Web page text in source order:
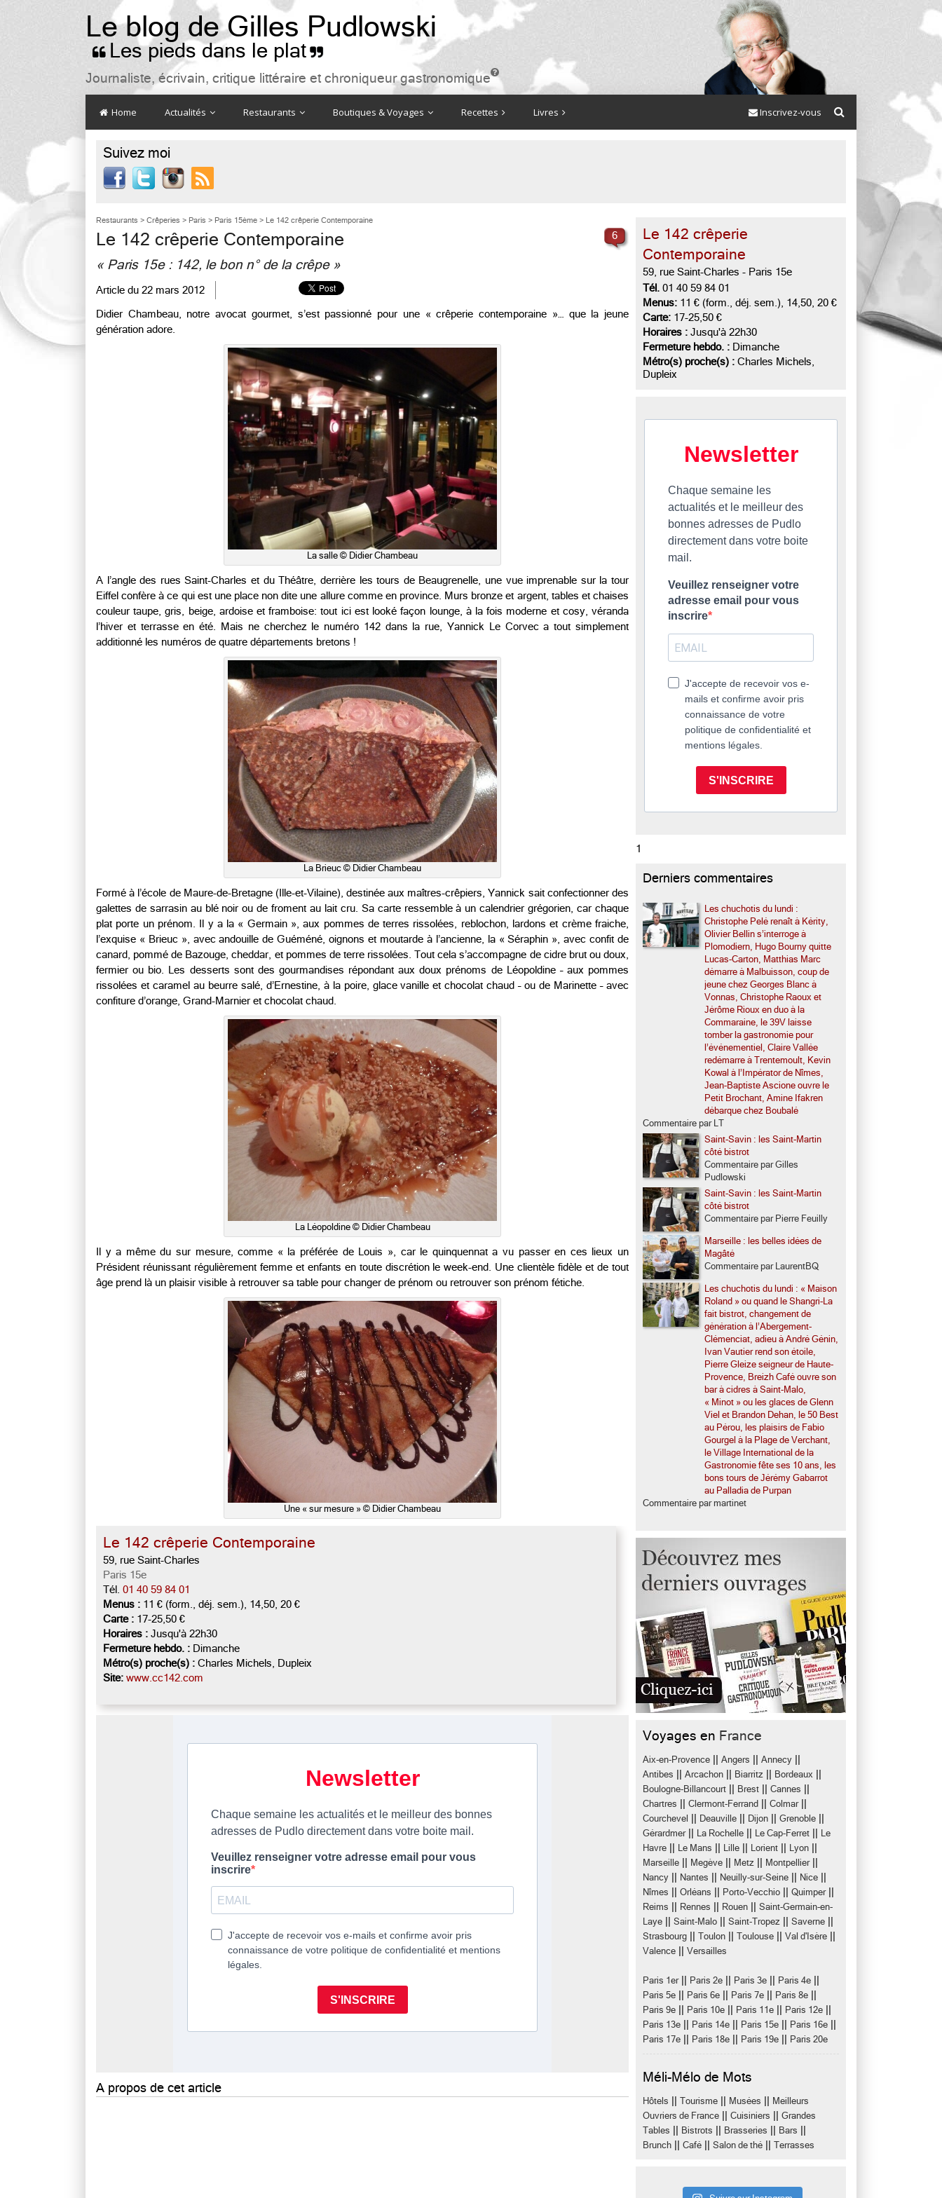
Le blog de Gilles Pudlowski
 Les pieds dans le plat 
Journaliste, écrivain, critique littéraire et chroniqueur gastronomique

Home Actualités Restaurants Boutiques & Voyages Recettes Livres Inscrivez-vous
Suivez moi

Restaurants > Crêperies > Paris > Paris 15ème > Le 142 crêperie Contemporaine
6
Le 142 crêperie Contemporaine
« Paris 15e : 142, le bon n° de la crêpe »
Article du 22 mars 2012
Didier Chambeau, notre avocat gourmet, s’est passionné pour une « crêperie contemporaine »… que la jeune
génération adore.
La salle © Didier Chambeau
A l’angle des rues Saint-Charles et du Théâtre, derrière les tours de Beaugrenelle, une vue imprenable sur la tour
Eiffel confère à ce qui est une place non dite une allure comme en province. Murs bronze et argent, tables et chaises
couleur taupe, gris, beige, ardoise et framboise: tout ici est looké façon lounge, à la fois moderne et cosy, véranda
l’hiver et terrasse en été. Mais ne cherchez le numéro 142 dans la rue, Yannick Le Corvec a tout simplement
additionné les numéros de quatre départements bretons !
La Brieuc © Didier Chambeau
Formé à l’école de Maure-de-Bretagne (Ille-et-Vilaine), destinée aux maîtres-crêpiers, Yannick sait confectionner des
galettes de sarrasin au blé noir ou de froment au lait cru. Sa carte ressemble à un calendrier grégorien, car chaque
plat porte un prénom. Il y a la « Germain », aux pommes de terres rissolées, reblochon, lardons et crème fraiche,
l’exquise « Brieuc », avec andouille de Guéméné, oignons et moutarde à l’ancienne, la « Séraphin », avec confit de
canard, pommé de Bazouge, cheddar, et pommes de terre rissolées. Tout cela s’accompagne de cidre brut ou doux,
fermier ou bio. Les desserts sont des gourmandises répondant aux doux prénoms de Léopoldine – aux pommes
rissolées et caramel au beurre salé, d’Ernestine, à la poire, glace vanille et chocolat chaud – ou de Marinette – avec
confiture d’orange, Grand-Marnier et chocolat chaud.
La Léopoldine © Didier Chambeau
Il y a même du sur mesure, comme « la préférée de Louis », car le quinquennat a vu passer en ces lieux un
Président réunissant régulièrement femme et enfants en toute discrétion le week-end. Une clientèle fidèle et de tout
âge prend là un plaisir visible à retrouver sa table pour changer de prénom ou retrouver son prénom fétiche.
Une « sur mesure » © Didier Chambeau
Le 142 crêperie Contemporaine
59, rue Saint-Charles
Paris 15e
Tél. 01 40 59 84 01
Menus : 11 € (form., déj. sem.), 14,50, 20 €
Carte : 17-25,50 €
Horaires : Jusqu'à 22h30
Fermeture hebdo. : Dimanche
Métro(s) proche(s) : Charles Michels, Dupleix
Site: www.cc142.com
A propos de cet article
Le 142 crêperie
Contemporaine
59, rue Saint-Charles - Paris 15e
Tél. 01 40 59 84 01
Menus: 11 € (form., déj. sem.), 14,50, 20 €
Carte: 17-25,50 €
Horaires : Jusqu'à 22h30
Fermeture hebdo. : Dimanche
Métro(s) proche(s) : Charles Michels,
Dupleix
Newsletter
Chaque semaine les
actualités et le meilleur des
bonnes adresses de Pudlo
directement dans votre boite
mail.
Veuillez renseigner votre
adresse email pour vous
inscrire
J'accepte de recevoir vos e-
mails et confirme avoir pris
connaissance de votre
politique de confidentialité et
mentions légales.
S'INSCRIRE
1
Derniers commentaires
Les chuchotis du lundi :
Christophe Pelé renaît à Kérity,
Olivier Bellin s’interroge à
Plomodiern, Hugo Bourny quitte
Lucas-Carton, Matthias Marc
démarre à Malbuisson, coup de
jeune chez Georges Blanc à
Vonnas, Christophe Raoux et
Jérôme Rioux en duo à la
Commaraine, le 39V laisse
tomber la gastronomie pour
l’événementiel, Claire Vallée
redémarre à Trentemoult, Kevin
Kowal à l’Impérator de Nîmes,
Jean-Baptiste Ascione ouvre le
Petit Brochant, Amine Ifakren
débarque chez Boubalé
Commentaire par LT
Saint-Savin : les Saint-Martin
côté bistrot
Commentaire par Gilles
Pudlowski
Saint-Savin : les Saint-Martin
côté bistrot
Commentaire par Pierre Feuilly
Marseille : les belles idées de
Magâté
Commentaire par LaurentBQ
Les chuchotis du lundi : « Maison
Roland » ou quand le Shangri-La
fait bistrot, changement de
génération à l’Abergement-
Clémenciat, adieu à André Génin,
Ivan Vautier rend son étoile,
Pierre Gleize seigneur de Haute-
Provence, Breizh Café ouvre son
bar à cidres à Saint-Malo,
« Minot » ou les glaces de Glenn
Viel et Brandon Dehan, le 50 Best
au Pérou, les plaisirs de Fabio
Gourgel à la Plage de Verchant,
le Village International de la
Gastronomie fête ses 10 ans, les
bons tours de Jérémy Gabarrot
au Palladia de Purpan
Commentaire par martinet
Voyages en France
Aix-en-Provence Angers Annecy
Antibes Arcachon Biarritz Bordeaux
Boulogne-Billancourt Brest Cannes
Chartres Clermont-Ferrand Colmar||
Courchevel Deauville Dijon Grenoble
Gérardmer|| La Rochelle Le Cap-Ferret
Le
Havre
Le Mans Lille Lorient Lyon
Marseille Megève Metz Montpellier||
Nancy Nantes Neuilly-sur-Seine Nice
Nîmes Orléans Porto-Vecchio Quimper||
Reims Rennes Rouen
Saint-Germain-en-
Laye
Saint-Malo Saint-Tropez Saverne
Strasbourg Toulon Toulouse Val d'Isère
Valence Versailles
Paris 1er|| Paris 2e Paris 3e Paris 4e
Paris 5e Paris 6e Paris 7e Paris 8e
Paris 9e Paris 10e Paris 11e Paris 12e
Paris 13e Paris 14e Paris 15e Paris 16e
Paris 17e Paris 18e Paris 19e Paris 20e
Méli-Mélo de Mots
Hôtels Tourisme Musées
Meilleurs
Ouvriers de France
Cuisiniers
Grandes
Tables
Bistrots Brasseries Bars
Brunch Café Salon de thé Terrasses